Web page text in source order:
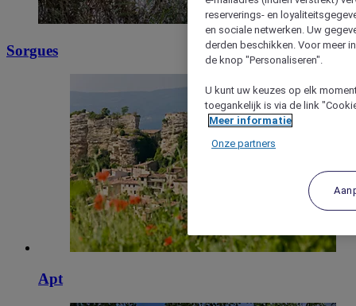
Sorgues
Apt
reserverings- en
en sociale netwerken. Uw
derden beschikken. Voor meer
de knop "Personaliseren".
U kunt uw keuzes op elk
toegankelijk is via de link
Meer informatie
Onze partners